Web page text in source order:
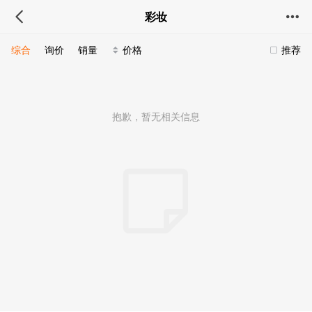
彩妆
推荐
综合 询价 销量 价格
抱歉，暂无相关信息